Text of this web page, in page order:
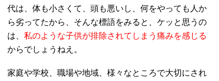
代は、体も小さくて、頭も悪いし、何をやっても人か
ら劣ってたから、そんな標語をみると、ケッと思うの
は、 私のような子供が排除されてしまう痛みを感じる
からでしょうねえ。
家庭や学校、職場や地域、様々なところで大切にされ